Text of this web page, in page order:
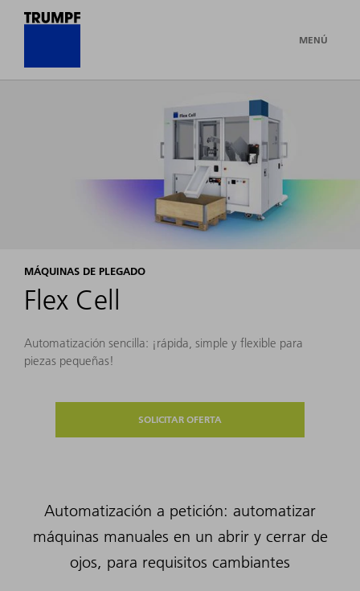
MENÚ
MÁQUINAS DE PLEGADO
Flex Cell
Automatización sencilla: ¡rápida, simple y flexible para
piezas pequeñas!
SOLICITAR OFERTA
Automatización a petición: automatizar
máquinas manuales en un abrir y cerrar de
ojos, para requisitos cambiantes